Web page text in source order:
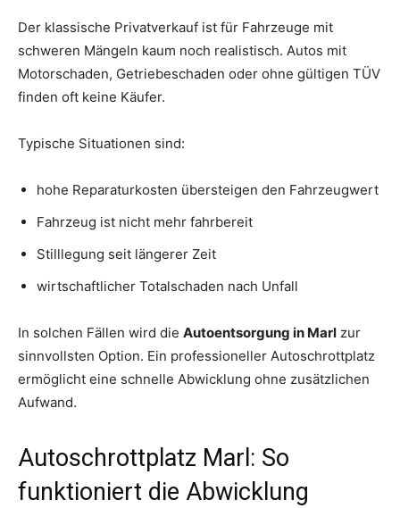
Der klassische Privatverkauf ist für Fahrzeuge mit
schweren Mängeln kaum noch realistisch. Autos mit
Motorschaden, Getriebeschaden oder ohne gültigen TÜV
finden oft keine Käufer.
Typische Situationen sind:
hohe Reparaturkosten übersteigen den Fahrzeugwert
Fahrzeug ist nicht mehr fahrbereit
Stilllegung seit längerer Zeit
wirtschaftlicher Totalschaden nach Unfall
In solchen Fällen wird die Autoentsorgung in Marl zur
sinnvollsten Option. Ein professioneller Autoschrottplatz
ermöglicht eine schnelle Abwicklung ohne zusätzlichen
Aufwand.
Autoschrottplatz Marl: So
funktioniert die Abwicklung